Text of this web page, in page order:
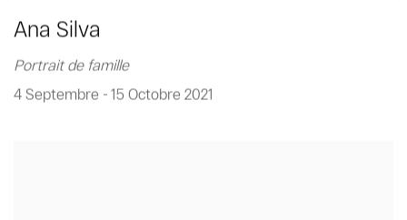
Ana Silva
Portrait de famille
4 Septembre - 15 Octobre 2021